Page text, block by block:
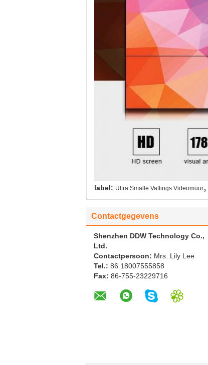
label: Ultra Smalle Vattings Videomuur,
Contactgegevens
Shenzhen DDW Technology Co.,
Ltd.
Contactpersoon: Mrs. Lily Lee
Tel.: 86 18007555858
Fax: 86-755-23229716